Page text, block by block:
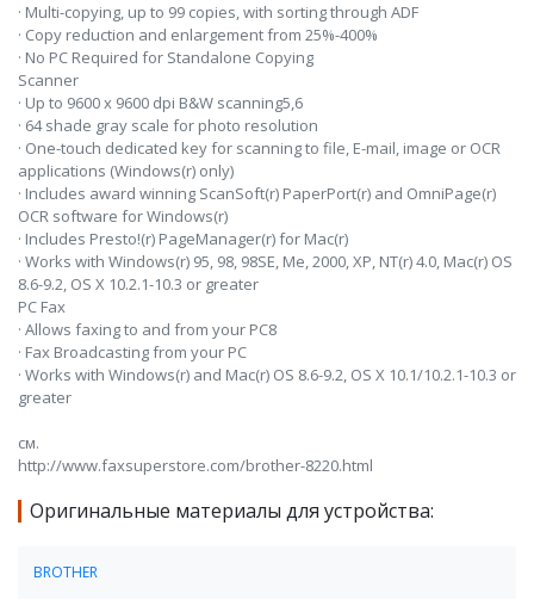
· Multi-copying, up to 99 copies, with sorting through ADF
· Copy reduction and enlargement from 25%-400%
· No PC Required for Standalone Copying
Scanner
· Up to 9600 x 9600 dpi B&W scanning5,6
· 64 shade gray scale for photo resolution
· One-touch dedicated key for scanning to file, E-mail, image or OCR
applications (Windows(r) only)
· Includes award winning ScanSoft(r) PaperPort(r) and OmniPage(r)
OCR software for Windows(r)
· Includes Presto!(r) PageManager(r) for Mac(r)
· Works with Windows(r) 95, 98, 98SE, Me, 2000, XP, NT(r) 4.0, Mac(r) OS
8.6-9.2, OS X 10.2.1-10.3 or greater
PC Fax
· Allows faxing to and from your PC8
· Fax Broadcasting from your PC
· Works with Windows(r) and Mac(r) OS 8.6-9.2, OS X 10.1/10.2.1-10.3 or
greater
см.
http://www.faxsuperstore.com/brother-8220.html
Оригинальные материалы для устройства:
BROTHER